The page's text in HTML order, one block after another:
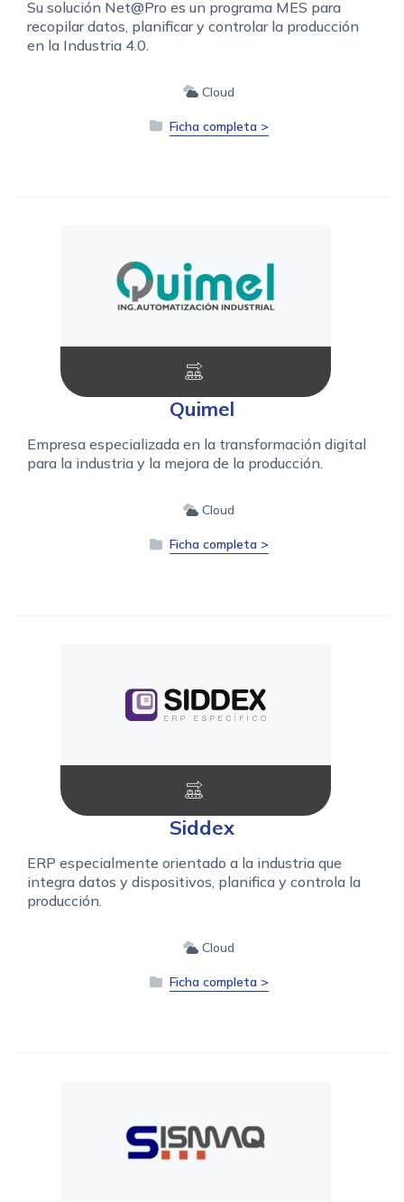
Su solución Net@Pro es un programa MES para
recopilar datos, planificar y controlar la producción
en la Industria 4.0.
Cloud
Ficha completa >
Quimel
Empresa especializada en la transformación digital
para la industria y la mejora de la producción.
Cloud
Ficha completa >
Siddex
ERP especialmente orientado a la industria que
integra datos y dispositivos, planifica y controla la
producción.
Cloud
Ficha completa >